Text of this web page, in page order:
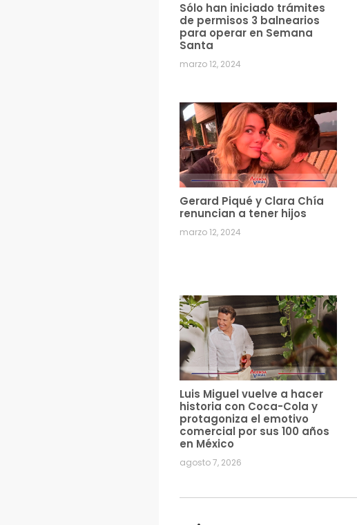
Sólo han iniciado trámites
de permisos 3 balnearios
para operar en Semana
Santa
marzo 12, 2024
Gerard Piqué y Clara Chía
renuncian a tener hijos
marzo 12, 2024
Luis Miguel vuelve a hacer
historia con Coca-Cola y
protagoniza el emotivo
comercial por sus 100 años
en México
agosto 7, 2026